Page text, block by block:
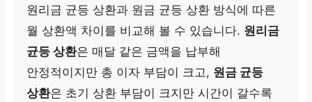
원리금 균등 상환과 원금 균등 상환 방식에 따른
월 상환액 차이를 비교해 볼 수 있습니다. 원리금
균등 상환은 매달 같은 금액을 납부해
안정적이지만 총 이자 부담이 크고, 원금 균등
상환은 초기 상환 부담이 크지만 시간이 갈수록